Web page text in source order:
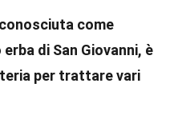
come
di San Giovanni, è
per trattare vari